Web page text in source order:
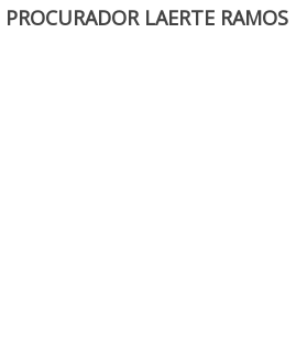
PROCURADOR LAERTE RAMOS